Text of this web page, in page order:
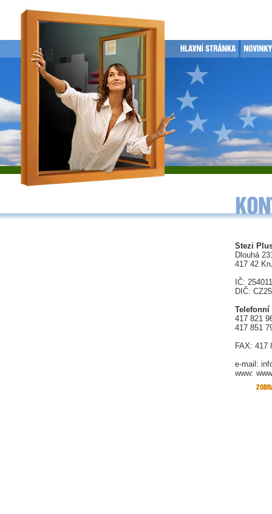
Stezi
Dlouhá
417 42
IČ:
DIČ:
417 821
417 851
FAX: 417
e-mail:
www: